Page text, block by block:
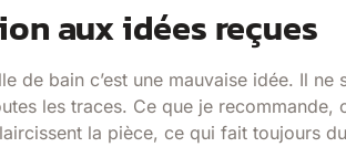
aux idées reçues
de bain c’est une mauvaise idée. Il ne
les traces. Ce que je recommande,
la pièce, ce qui fait toujours